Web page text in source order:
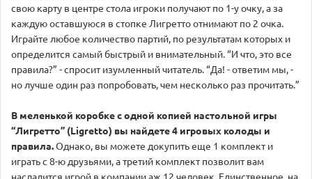
свою карту в центре стола игроки получают по 1-у очку, а за
каждую оставшуюся в стопке Лигретто отнимают по 2 очка.
Играйте любое количество партий, по результатам которых и
определится самый быстрый и внимательный. “И что, это все
правила?” - спросит изумленный читатель. “Да! - ответим мы, -
но лучше один раз попробовать, чем несколько раз прочитать.”
В меленькой коробке с одной копией настольной игры
“Лигретто” (Ligretto) вы найдете 4 игровых колоды и
правила.Однако, вы можете докупить еще 1 комплект и
играть с 8-ю друзьями, а третий комплект позволит вам
насладится игрой в компании аж 12 человек. Единственное, на